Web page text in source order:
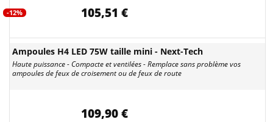
-12% 105,51 €
Ampoules H4 LED 75W taille mini - Next-Tech
Haute puissance - Compacte et ventilées - Remplace sans problème vos
ampoules de feux de croisement ou de feux de route
109,90 €